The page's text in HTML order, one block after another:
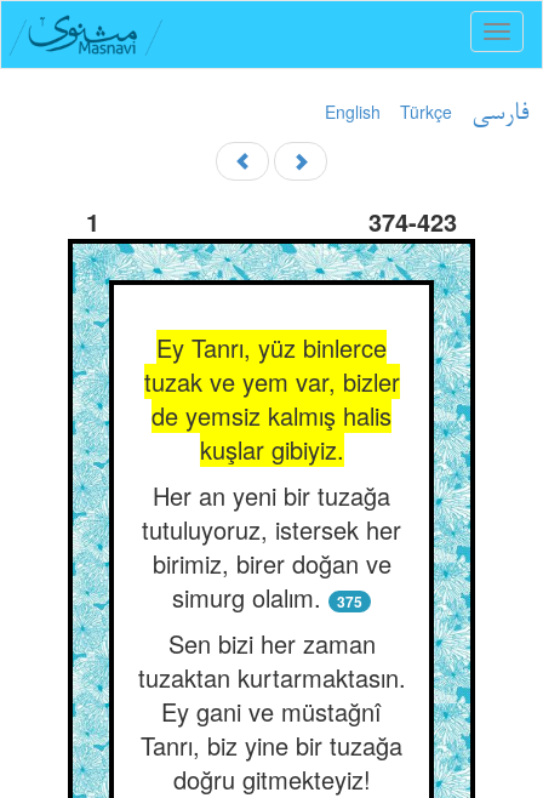
English Türkçe فارسی
1 374-423
Ey Tanrı, yüz binlerce
tuzak ve yem var, bizler
de yemsiz kalmış halis
kuşlar gibiyiz.
Her an yeni bir tuzağa
tutuluyoruz, istersek her
birimiz, birer doğan ve
simurg olalım.
375
Sen bizi her zaman
tuzaktan kurtarmaktasın.
Ey gani ve müstağnî
Tanrı, biz yine bir tuzağa
doğru gitmekteyiz!